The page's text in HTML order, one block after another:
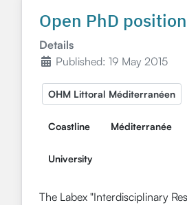
Open PhD
Details
Published: 19 May 2015
OHM Littoral Méditerranéen
Coastline Méditerranée
University
The Labex "Interdisciplinary